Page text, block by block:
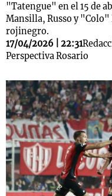
"Tatengue" en el 15 de
Mansilla, Russo y "Colo"
rojinegro.
17/04/2026 | 22:31
Perspectiva Rosario